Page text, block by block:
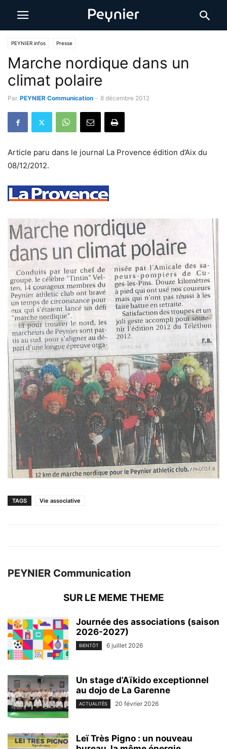
PEYNIER infos Presse
Marche nordique dans un
climat polaire
Par PEYNIER Communication - 8 décembre 2012
Article paru dans le journal La Provence édition d’Aix du
08/12/2012.
TAGS Vie associative
PEYNIER Communication
SUR LE MEME THEME
Journée des associations (saison
2026-2027)
BIENTÔT 6 juillet 2026
Un stage d’Aïkido exceptionnel
au dojo de La Garenne
ACTUALITÉS 20 février 2026
Leï Très Pigno : un nouveau